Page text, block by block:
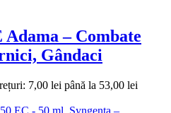
– Combate
Gândaci
7,00 lei până la 53,00 lei